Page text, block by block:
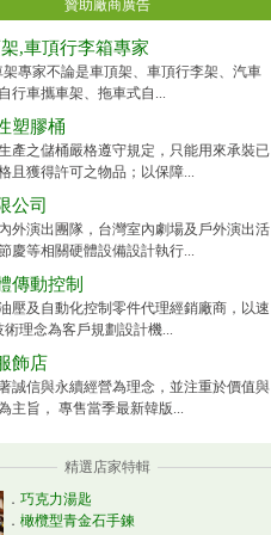
贊助廠商廣告
,車頂行李箱專家
架專家不論是車頂架、車頂行李架、汽車
行車攜車架、拖車式自...
塑膠桶
產之儲桶嚴格遵守規定，只能用來承裝已
且獲得許可之物品；以保障...
公司
外演出團隊，台灣室內劇場及戶外演出活
慶等相關硬體設備設計執行...
傳動控制
壓及自動化控制零件代理經銷廠商，以速
術理念為客戶規劃設計機...
飾店
誠信與永續經營為理念，並注重於價值與
主旨， 專售當季最新韓版...
精選店家特輯
． 巧克力湯匙
． 橄欖型青金石手鍊